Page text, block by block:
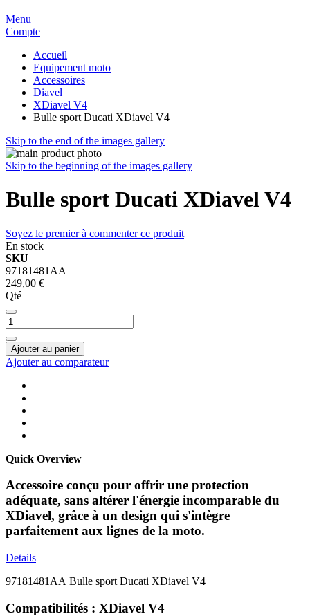
Menu
Compte
Accueil
Equipement moto
Accessoires
Diavel
XDiavel V4
Bulle sport Ducati XDiavel V4
Skip to the end of the images gallery
Skip to the beginning of the images gallery
Bulle sport Ducati XDiavel V4
Soyez le premier à commenter ce produit
En stock
SKU
97181481AA
249,00 €
Qté
Ajouter au panier
Ajouter au comparateur
Quick Overview
Accessoire conçu pour offrir une protection
adéquate, sans altérer l'énergie incomparable du
XDiavel, grâce à un design qui s'intègre
parfaitement aux lignes de la moto.
Details
97181481AA Bulle sport Ducati XDiavel V4
Compatibilités : XDiavel V4